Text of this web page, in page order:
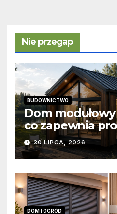
Nie przegap
BUDOWNICTWO
Dom modułowy
co zapewnia
domów
30 LIPCA, 2026
DOM I OGRÓD